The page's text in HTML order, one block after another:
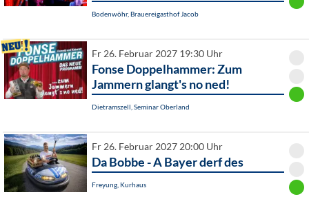
Bodenwöhr, Brauereigasthof Jacob
Fr 26. Februar 2027 19:30 Uhr
Fonse Doppelhammer: Zum
Jammern glangt's no ned!
Dietramszell, Seminar Oberland
Fr 26. Februar 2027 20:00 Uhr
Da Bobbe - A Bayer derf des
Freyung, Kurhaus